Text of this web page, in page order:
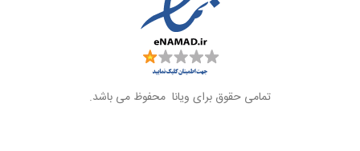
تمامی حقوق برای ویانا محفوظ می باشد.